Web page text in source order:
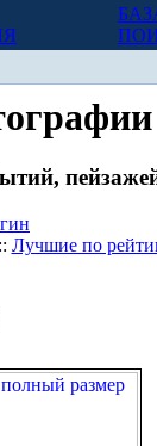
Лучшие по